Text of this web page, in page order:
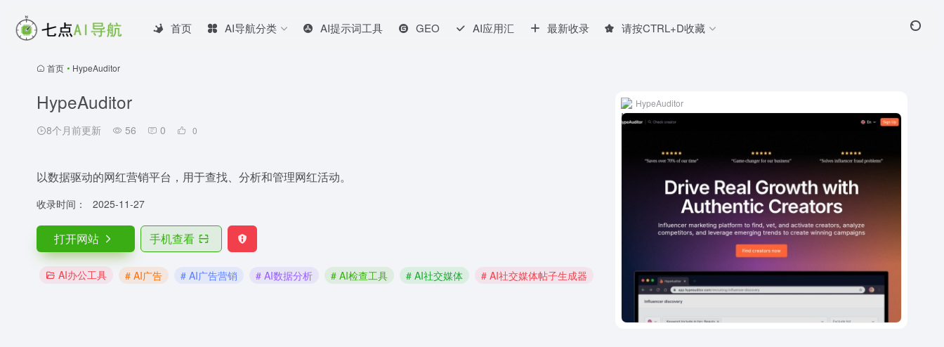
首页 AI导航分类 AI提示词工具 GEO AI应用汇 最新收录 请按CTRL+D收藏
首页 • HypeAuditor
HypeAuditor
8个月前更新 56 0 0
以数据驱动的网红营销平台，用于查找、分析和管理网红活动。
收录时间： 2025-11-27
打开网站 手机查看
AI办公工具 # AI广告 # AI广告营销 # AI数据分析 # AI检查工具 # AI社交媒体 # AI社交媒体帖子生成器
HypeAuditor